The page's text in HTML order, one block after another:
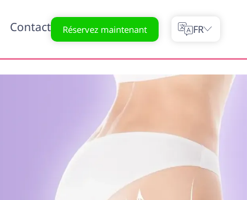
Contact Réservez maintenant FR